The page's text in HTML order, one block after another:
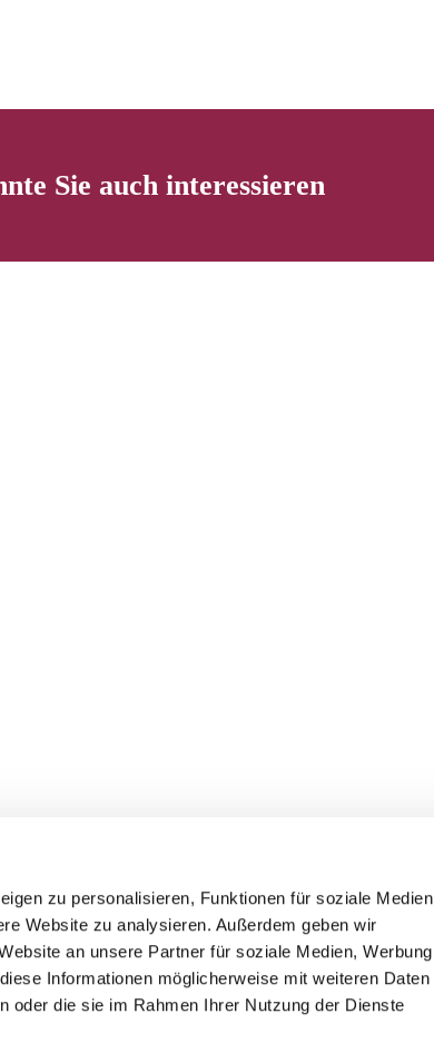
zu personalisieren, Funktionen für soziale Medien
Website zu analysieren. Außerdem geben wir
an unsere Partner für soziale Medien, Werbung
Informationen möglicherweise mit weiteren Daten
oder die sie im Rahmen Ihrer Nutzung der Dienste
Sie auch interessieren
ChurchDesk-Login